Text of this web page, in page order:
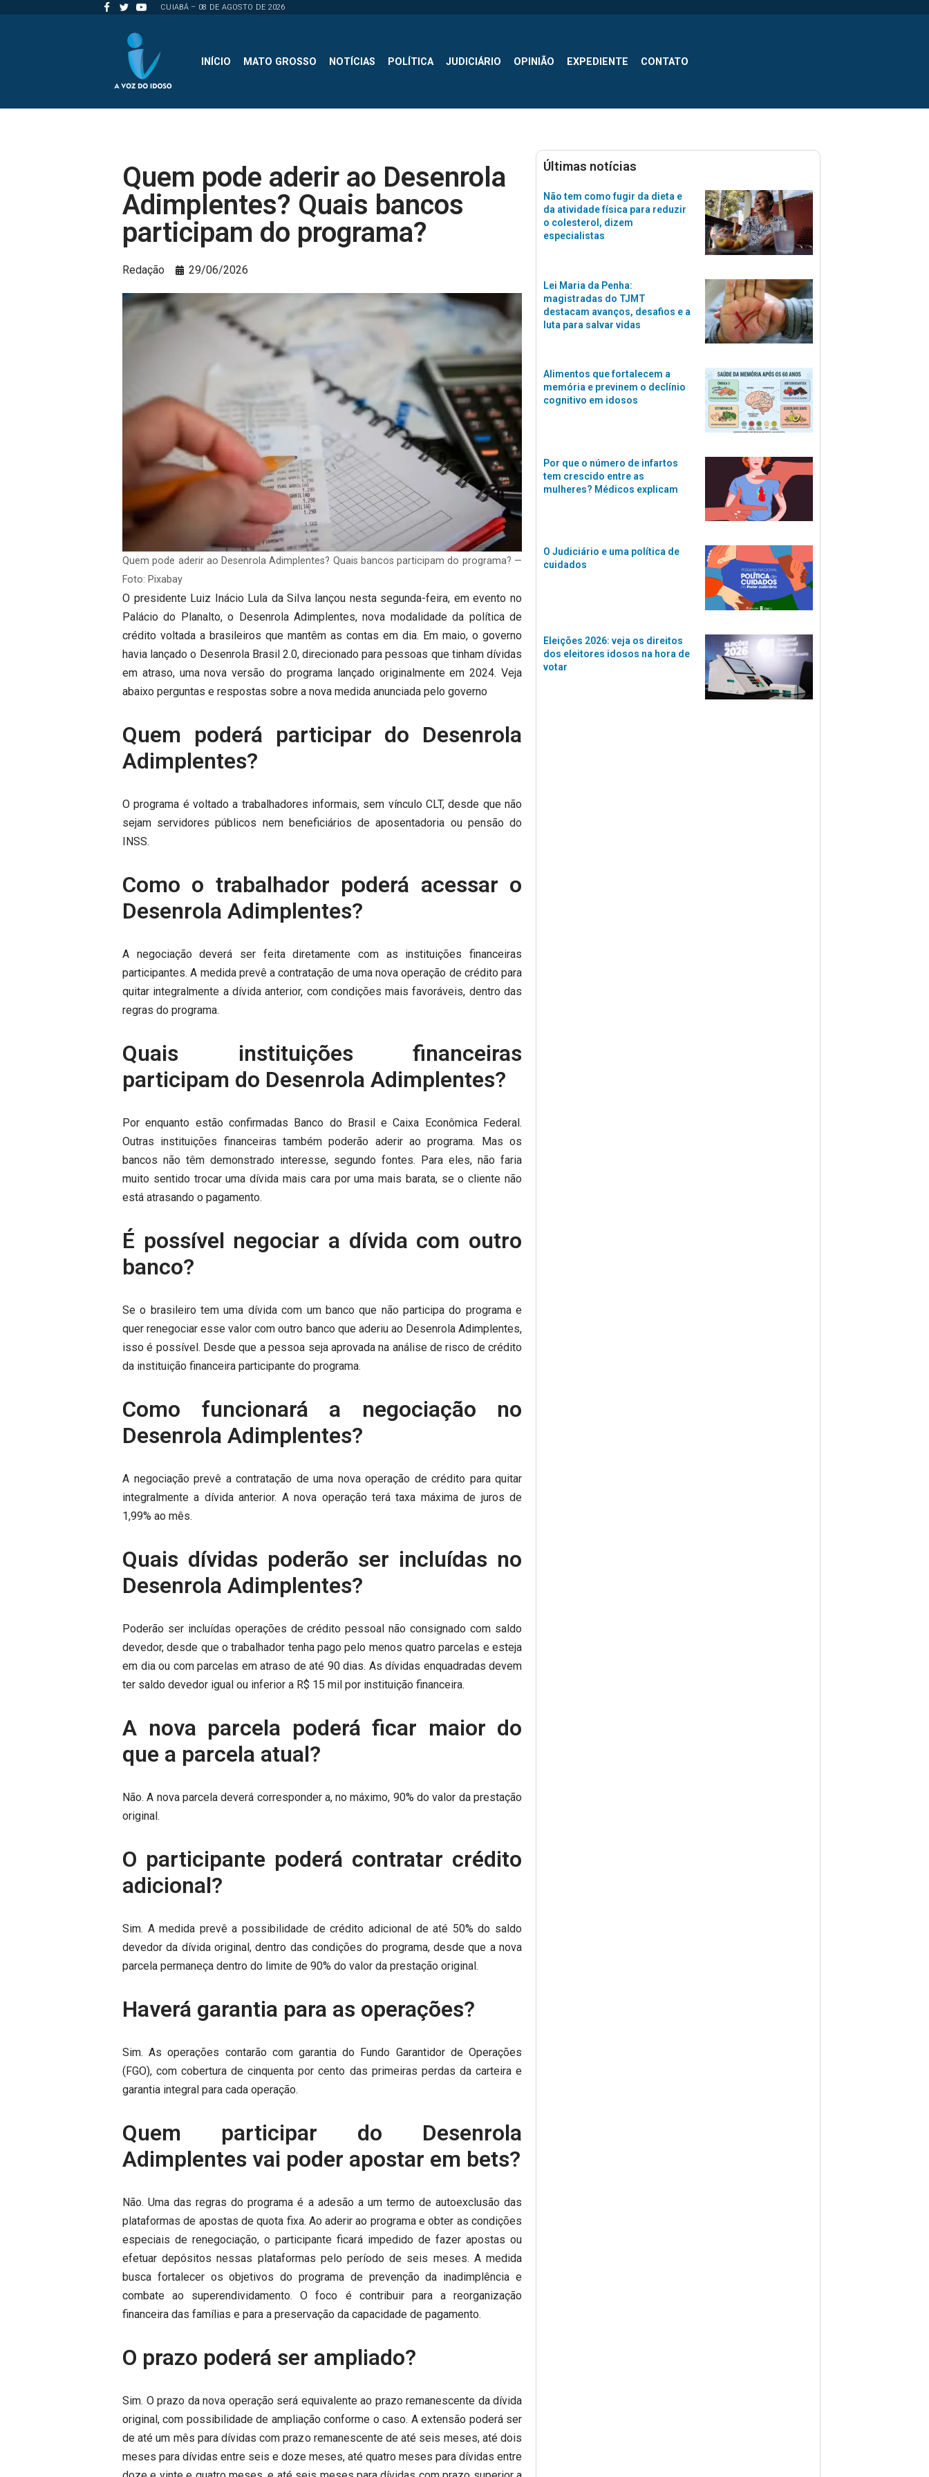
CUIABÁ – 08 DE AGOSTO DE 2026
INÍCIO MATO GROSSO NOTÍCIAS POLÍTICA JUDICIÁRIO OPINIÃO EXPEDIENTE CONTATO
Quem pode aderir ao Desenrola
Adimplentes? Quais bancos
participam do programa?
Redação 29/06/2026
Quem pode aderir ao Desenrola Adimplentes? Quais bancos participam do programa? —
Foto: Pixabay
O presidente Luiz Inácio Lula da Silva lançou nesta segunda-feira, em evento no
Palácio do Planalto, o Desenrola Adimplentes, nova modalidade da política de
crédito voltada a brasileiros que mantêm as contas em dia. Em maio, o governo
havia lançado o Desenrola Brasil 2.0, direcionado para pessoas que tinham dívidas
em atraso, uma nova versão do programa lançado originalmente em 2024. Veja
abaixo perguntas e respostas sobre a nova medida anunciada pelo governo
Quem poderá participar do Desenrola
Adimplentes?
O programa é voltado a trabalhadores informais, sem vínculo CLT, desde que não
sejam servidores públicos nem beneficiários de aposentadoria ou pensão do
INSS.
Como o trabalhador poderá acessar o
Desenrola Adimplentes?
A negociação deverá ser feita diretamente com as instituições financeiras
participantes. A medida prevê a contratação de uma nova operação de crédito para
quitar integralmente a dívida anterior, com condições mais favoráveis, dentro das
regras do programa.
Quais instituições financeiras
participam do Desenrola Adimplentes?
Por enquanto estão confirmadas Banco do Brasil e Caixa Econômica Federal.
Outras instituições financeiras também poderão aderir ao programa. Mas os
bancos não têm demonstrado interesse, segundo fontes. Para eles, não faria
muito sentido trocar uma dívida mais cara por uma mais barata, se o cliente não
está atrasando o pagamento.
É possível negociar a dívida com outro
banco?
Se o brasileiro tem uma dívida com um banco que não participa do programa e
quer renegociar esse valor com outro banco que aderiu ao Desenrola Adimplentes,
isso é possível. Desde que a pessoa seja aprovada na análise de risco de crédito
da instituição financeira participante do programa.
Como funcionará a negociação no
Desenrola Adimplentes?
A negociação prevê a contratação de uma nova operação de crédito para quitar
integralmente a dívida anterior. A nova operação terá taxa máxima de juros de
1,99% ao mês.
Quais dívidas poderão ser incluídas no
Desenrola Adimplentes?
Poderão ser incluídas operações de crédito pessoal não consignado com saldo
devedor, desde que o trabalhador tenha pago pelo menos quatro parcelas e esteja
em dia ou com parcelas em atraso de até 90 dias. As dívidas enquadradas devem
ter saldo devedor igual ou inferior a R$ 15 mil por instituição financeira.
A nova parcela poderá ficar maior do
que a parcela atual?
Não. A nova parcela deverá corresponder a, no máximo, 90% do valor da prestação
original.
O participante poderá contratar crédito
adicional?
Sim. A medida prevê a possibilidade de crédito adicional de até 50% do saldo
devedor da dívida original, dentro das condições do programa, desde que a nova
parcela permaneça dentro do limite de 90% do valor da prestação original.
Haverá garantia para as operações?
Sim. As operações contarão com garantia do Fundo Garantidor de Operações
(FGO), com cobertura de cinquenta por cento das primeiras perdas da carteira e
garantia integral para cada operação.
Quem participar do Desenrola
Adimplentes vai poder apostar em bets?
Não. Uma das regras do programa é a adesão a um termo de autoexclusão das
plataformas de apostas de quota fixa. Ao aderir ao programa e obter as condições
especiais de renegociação, o participante ficará impedido de fazer apostas ou
efetuar depósitos nessas plataformas pelo período de seis meses. A medida
busca fortalecer os objetivos do programa de prevenção da inadimplência e
combate ao superendividamento. O foco é contribuir para a reorganização
financeira das famílias e para a preservação da capacidade de pagamento.
O prazo poderá ser ampliado?
Sim. O prazo da nova operação será equivalente ao prazo remanescente da dívida
original, com possibilidade de ampliação conforme o caso. A extensão poderá ser
de até um mês para dívidas com prazo remanescente de até seis meses, até dois
meses para dívidas entre seis e doze meses, até quatro meses para dívidas entre
Últimas notícias
Não tem como fugir da dieta e
da atividade física para reduzir
o colesterol, dizem
especialistas
Lei Maria da Penha:
magistradas do TJMT
destacam avanços, desafios e a
luta para salvar vidas
Alimentos que fortalecem a
memória e previnem o declínio
cognitivo em idosos
Por que o número de infartos
tem crescido entre as
mulheres? Médicos explicam
O Judiciário e uma política de
cuidados
Eleições 2026: veja os direitos
dos eleitores idosos na hora de
votar